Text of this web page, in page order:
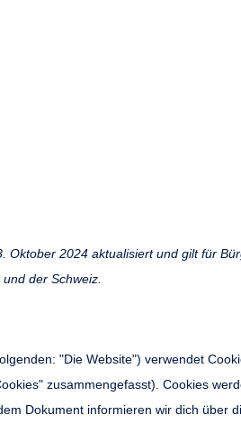
Oktober 2024 aktualisiert und gilt für
der Schweiz.
"Die Website") verwendet
zusammengefasst). Cookies
Dokument informieren wir dich über